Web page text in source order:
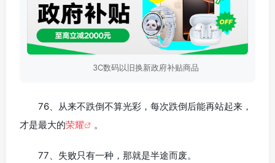
3C数码以旧换新政府补贴商品
76、从来不跌倒不算光彩，每次跌倒后能再站起来，
才是最大的荣耀 。
77、失败只有一种，那就是半途而废。